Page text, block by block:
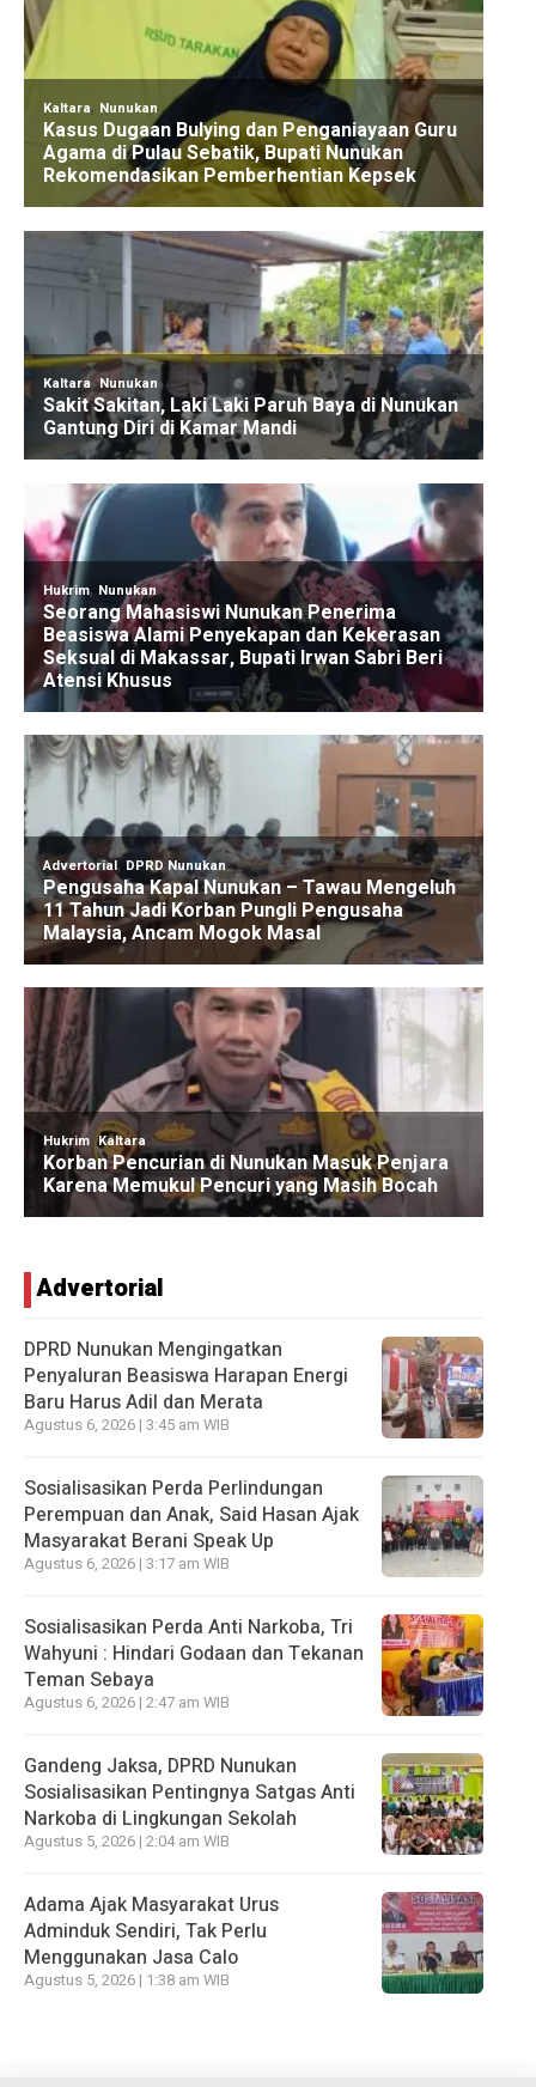
Advertorial
DPRD Nunukan Mengingatkan
Penyaluran Beasiswa Harapan Energi
Baru Harus Adil dan Merata
Agustus 6, 2026 | 3:45 am WIB
Sosialisasikan Perda Perlindungan
Perempuan dan Anak, Said Hasan Ajak
Masyarakat Berani Speak Up
Agustus 6, 2026 | 3:17 am WIB
Sosialisasikan Perda Anti Narkoba, Tri
Wahyuni : Hindari Godaan dan Tekanan
Teman Sebaya
Agustus 6, 2026 | 2:47 am WIB
Gandeng Jaksa, DPRD Nunukan
Sosialisasikan Pentingnya Satgas Anti
Narkoba di Lingkungan Sekolah
Agustus 5, 2026 | 2:04 am WIB
Adama Ajak Masyarakat Urus
Adminduk Sendiri, Tak Perlu
Menggunakan Jasa Calo
Agustus 5, 2026 | 1:38 am WIB